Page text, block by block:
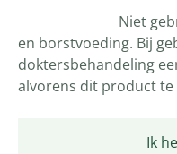
Ik
Niet
en borstvoeding. Bij
doktersbehandeling
alvorens dit product te